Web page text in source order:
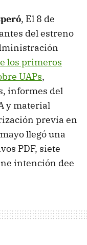
, El 8 de
del estreno
los primeros
UAPs,
informes del
y material
previa en
llegó una
PDF, siete
intención dee